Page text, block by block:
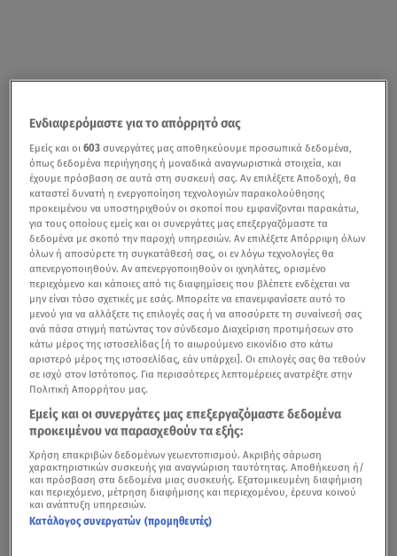
Ενδιαφερόμαστε για το απόρρητό σας
Εμείς και οι603 συνεργάτες μας αποθηκεύουμε προσωπικά δεδομένα,
όπως δεδομένα περιήγησης ή μοναδικά αναγνωριστικά στοιχεία, και
έχουμε πρόσβαση σε αυτά στη συσκευή σας. Αν επιλέξετε Αποδοχή, θα
καταστεί δυνατή η ενεργοποίηση τεχνολογιών παρακολούθησης
προκειμένου να υποστηριχθούν οι σκοποί που εμφανίζονται παρακάτω,
για τους οποίους εμείς και οι συνεργάτες μας επεξεργαζόμαστε τα
δεδομένα με σκοπό την παροχή υπηρεσιών. Αν επιλέξετε Απόρριψη όλων
όλων ή αποσύρετε τη συγκατάθεσή σας, οι εν λόγω τεχνολογίες θα
απενεργοποιηθούν. Αν απενεργοποιηθούν οι ιχνηλάτες, ορισμένο
περιεχόμενο και κάποιες από τις διαφημίσεις που βλέπετε ενδέχεται να
μην είναι τόσο σχετικές με εσάς. Μπορείτε να επανεμφανίσετε αυτό το
μενού για να αλλάξετε τις επιλογές σας ή να αποσύρετε τη συναίνεσή σας
ανά πάσα στιγμή πατώντας τον σύνδεσμο Διαχείριση προτιμήσεων στο
κάτω μέρος της ιστοσελίδας [ή το αιωρούμενο εικονίδιο στο κάτω
αριστερό μέρος της ιστοσελίδας, εάν υπάρχει]. Οι επιλογές σας θα τεθούν
σε ισχύ στον Ιστότοπος. Για περισσότερες λεπτομέρειες ανατρέξτε στην
Πολιτική Απορρήτου μας.
Εμείς και οι συνεργάτες μας επεξεργαζόμαστε δεδομένα
προκειμένου να παρασχεθούν τα εξής:
Χρήση επακριβών δεδομένων γεωεντοπισμού. Ακριβής σάρωση
χαρακτηριστικών συσκευής για αναγνώριση ταυτότητας. Αποθήκευση ή/
και πρόσβαση στα δεδομένα μιας συσκευής. Εξατομικευμένη διαφήμιση
και περιεχόμενο, μέτρηση διαφήμισης και περιεχομένου, έρευνα κοινού
και ανάπτυξη υπηρεσιών.
Κατάλογος συνεργατών (προμηθευτές)